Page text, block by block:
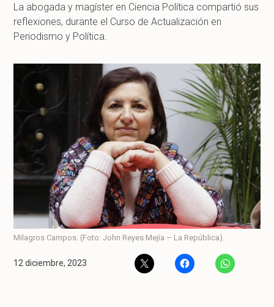
La abogada y magíster en Ciencia Política compartió sus
reflexiones, durante el Curso de Actualización en
Periodismo y Política.
Milagros Campos. (Foto: John Reyes Mejía – La República).
12 diciembre, 2023